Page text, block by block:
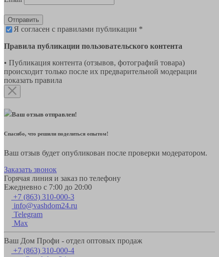
Отправить
Я согласен с правилами публикации *
Правила публикации пользовательского контента
• Публикация контента (отзывов, фотографий товара)
происходит только после их предварительной модерации
показать правила
Ваш отзыв отправлен!
Спасибо, что решили поделиться опытом!
Ваш отзыв будет опубликован после проверки модератором.
Заказать звонок
Горячая линия и заказ по телефону
Ежедневно с 7:00 до 20:00
+7 (863) 310-000-3
info@vashdom24.ru
Telegram
Max
Ваш Дом Профи - отдел оптовых продаж
+7 (863) 310-000-4